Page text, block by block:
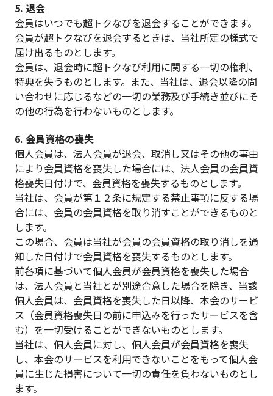
5. 退会
会員はいつでも超トクなびを退会することができます。
会員が超トクなびを退会するときは、当社所定の様式で
届け出るものとします。
会員は、退会時に超トクなび利用に関する一切の権利、
特典を失うものとします。また、当社は、退会以降の問
い合わせに応じるなどの一切の業務及び手続き並びにそ
の他の行為を行わないものとします。
6. 会員資格の喪失
個人会員は、法人会員が退会、取消し又はその他の事由
により会員資格を喪失した場合には、法人会員の会員資
格喪失日付けで、会員資格を喪失するものとします。
当社は、会員が第１２条に規定する禁止事項に反する場
合には、会員の会員資格を取り消すことができるものと
します。
この場合、会員は当社が会員の会員資格の取り消しを通
知した日付けで会員資格を喪失するものとします。
前各項に基づいて個人会員が会員資格を喪失した場合
は、法人会員と当社とが別途合意した場合を除き、当該
個人会員は、会員資格を喪失した日以降、本会のサービ
ス（会員資格喪失日の前に申込みを行ったサービスを含
む）を一切受けることができないものとします。
当社は、個人会員に対し、個人会員が会員資格を喪失
し、本会のサービスを利用できないことをもって個人会
員に生じた損害について一切の責任を負わないものとし
ます。